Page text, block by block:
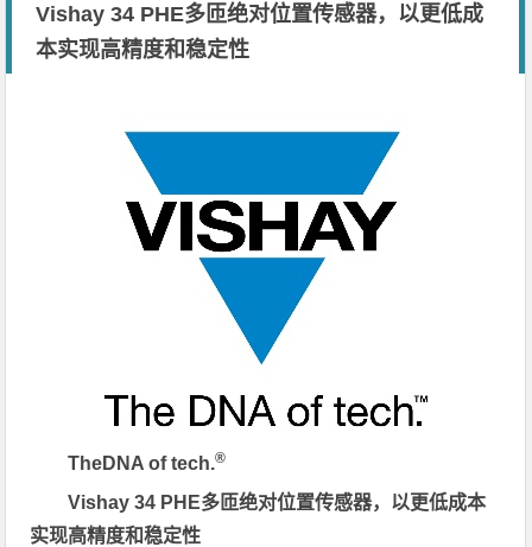
Vishay 34 PHE多匝绝对位置传感器，以更低成
本实现高精度和稳定性
TheDNA of tech.®
Vishay 34 PHE多匝绝对位置传感器，以更低成本
实现高精度和稳定性